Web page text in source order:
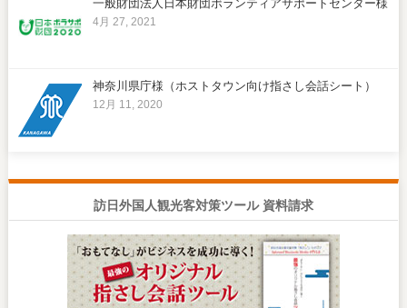
一般財団法人日本財団ボランティアサポートセンター様
4月 27, 2021
神奈川県庁様（ホストタウン向け指さし会話シート）
12月 11, 2020
訪日外国人観光客対策ツール 資料請求